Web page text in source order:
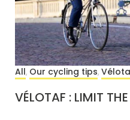
All, Our cycling tips,
VÉLOTAF : LIMIT